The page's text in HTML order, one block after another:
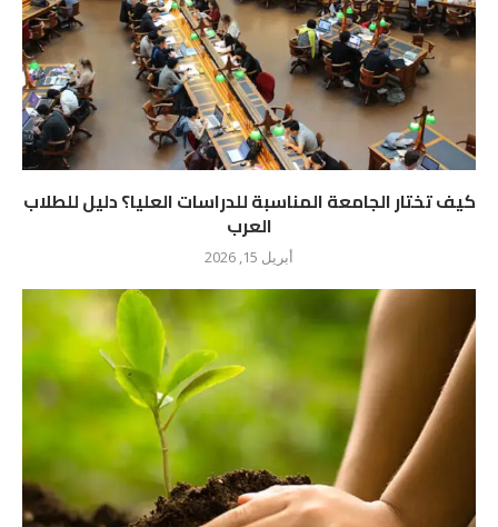
كيف تختار الجامعة المناسبة للدراسات العليا؟ دليل للطلاب
العرب
أبريل 15, 2026